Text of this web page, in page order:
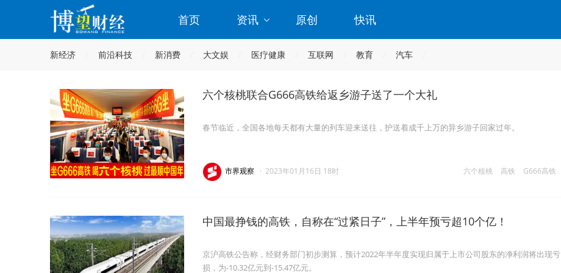
首页 资讯 原创 快讯
新经济 前沿科技 新消费 大文娱 医疗健康 互联网 教育 汽车
六个核桃联合G666高铁给返乡游子送了一个大礼
春节临近，全国各地每天都有大量的列车迎来送往，护送着成千上万的异乡游子回家过年。
六个核桃 高铁 G666高铁
市界观察 · 2023年01月16日 18时
中国最挣钱的高铁，自称在“过紧日子”，上半年预亏超10个亿！
京沪高铁公告称，经财务部门初步测算，预计2022年半年度实现归属于上市公司股东的净利润将出现亏
损，为-10.32亿元到-15.47亿元。